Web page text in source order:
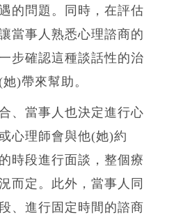
的問題。同時，在評估
當事人熟悉心理諮商的
步確認這種談話性的治
)帶來幫助。
、當事人也決定進行心
心理師會與他(她)約
時段進行面談，整個療
而定。此外，當事人同
、進行固定時間的諮商